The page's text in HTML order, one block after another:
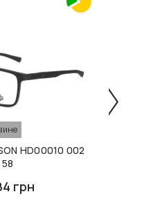
HD00010 002
58
грн